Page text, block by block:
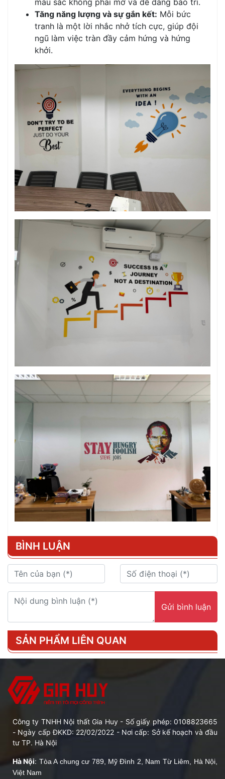
màu sắc không phai mờ và dễ dàng bảo trì.
Tăng năng lượng và sự gắn kết: Mỗi bức
tranh là một lời nhắc nhở tích cực, giúp đội
ngũ làm việc tràn đầy cảm hứng và hứng
khởi.
BÌNH LUẬN
Gửi bình luận
SẢN PHẨM LIÊN QUAN
Công ty TNHH Nội thất Gia Huy - Số giấy phép: 0108823665
- Ngày cấp ĐKKD: 22/02/2022 - Nơi cấp: Sở kế hoạch và đầu
tư TP. Hà Nội
Hà Nội: Tòa A chung cư 789, Mỹ Đình 2, Nam Từ Liêm, Hà Nội,
Việt Nam